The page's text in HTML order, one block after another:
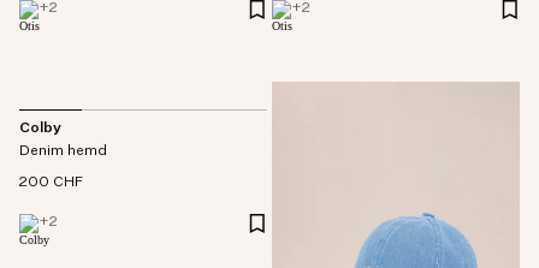
+2 +2
Colby
Denim hemd
200 CHF
+2